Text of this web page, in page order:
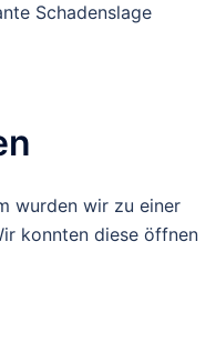
Schadenslage
wurden wir zu einer
konnten diese öffnen